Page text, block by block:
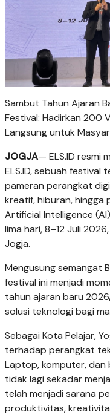
Sambut Tahun Ajaran
Festival: Hadirkan 200
Langsung untuk
JOGJA— ELS.ID resmi
ELS.ID, sebuah festival
pameran perangkat
kreatif, hiburan, hingga
Artificial Intelligence
lima hari, 8–12 Juli
Jogja.
Mengusung semangat
festival ini menjadi
tahun ajaran baru
solusi teknologi bagi
Sebagai Kota Pelajar,
terhadap perangkat
Laptop, komputer, dan
tidak lagi sekadar
telah menjadi sarana
produktivitas,